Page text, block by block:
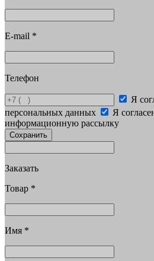
E-mail *
Телефон
Я
персональных данных
Я
информационную рассылку
Сохранить
Заказать
Товар *
Имя *